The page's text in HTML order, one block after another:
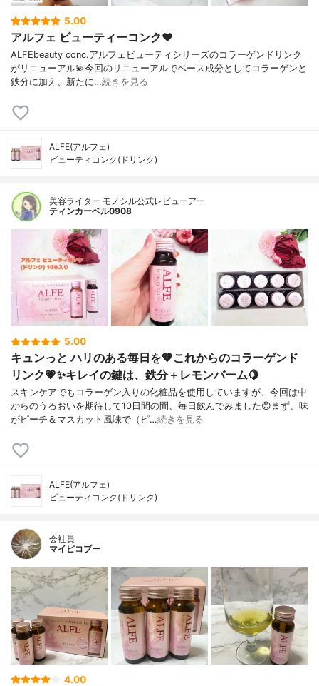
5.00
アルフェ ビューティーコンク❤︎
ALFEbeauty conc.アルフェビューティシリーズのコラーゲンドリンク
がリニューアル💫今回のリニューアルでベース成分としてコラーゲンと
鉄分に加え、新たに…続きを見る
ALFE(アルフェ)
ビューティコンク(ドリンク)
美容ライター モノシル公式レビューアー
ティンカーベル0908
5.00
キュンっと ハリのある毎日を🧡これからのコラーゲンド
リンク💗✨キレイの鍵は、鉄分＋レモンバーム🍋
スキンケアでもコラーゲン入りの化粧品を使用していますが、今回は中
からのうるおいを期待して10日間の間、毎日飲んでみました😊まず、味
がピーチ＆マスカット風味で（ピ…続きを見る
ALFE(アルフェ)
ビューティコンク(ドリンク)
会社員
マイピコブー
4.00